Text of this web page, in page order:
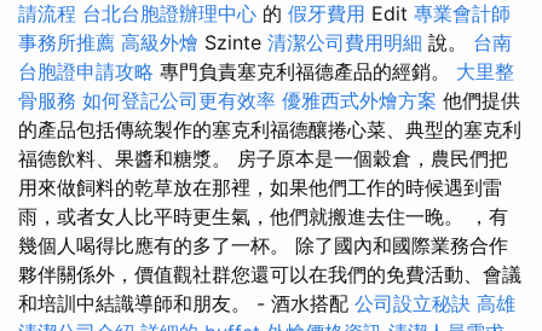
請流程 台北台胞證辦理中心 的 假牙費用 Edit 專業會計師
事務所推薦 高級外燴 Szinte 清潔公司費用明細 說。 台南
台胞證申請攻略 專門負責塞克利福德產品的經銷。 大里整
骨服務 如何登記公司更有效率 優雅西式外燴方案 他們提供
的產品包括傳統製作的塞克利福德釀捲心菜、典型的塞克利
福德飲料、果醬和糖漿。 房子原本是一個穀倉，農民們把
用來做飼料的乾草放在那裡，如果他們工作的時候遇到雷
雨，或者女人比平時更生氣，他們就搬進去住一晚。 ，有
幾個人喝得比應有的多了一杯。 除了國內和國際業務合作
夥伴關係外，價值觀社群您還可以在我們的免費活動、會議
和培訓中結識導師和朋友。 - 酒水搭配 公司設立秘訣 高雄